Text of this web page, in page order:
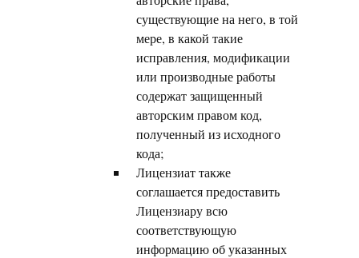
существующие на него, в той
мере, в какой такие
исправления, модификации
или производные работы
содержат защищенный
авторским правом код,
полученный из исходного
кода;
Лицензиат также
соглашается предоставить
Лицензиару всю
соответствующую
информацию об указанных